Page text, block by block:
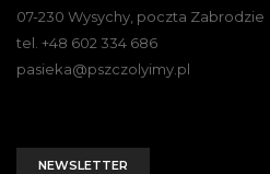
07-230 Wysychy, poczta Zabrodzie
tel. +48 602 334 686
pasieka@pszczolyimy.pl
NEWSLETTER